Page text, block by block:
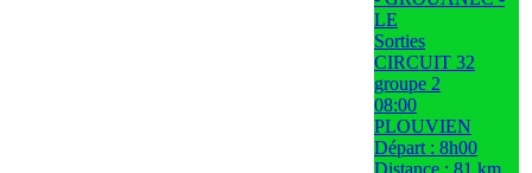
LE
Sorties
CIRCUIT 32
groupe 2
08:00
PLOUVIEN
Départ : 8h00
Distance : 81 km